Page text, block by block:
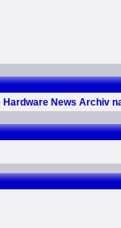
Hardware News Archiv